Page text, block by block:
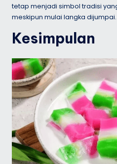
tetap menjadi simbol tradisi
meskipun mulai langka dijumpai.
Kesimpulan